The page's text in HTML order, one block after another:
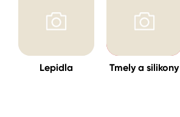
Stěny
Lepidla Tmely a silikony